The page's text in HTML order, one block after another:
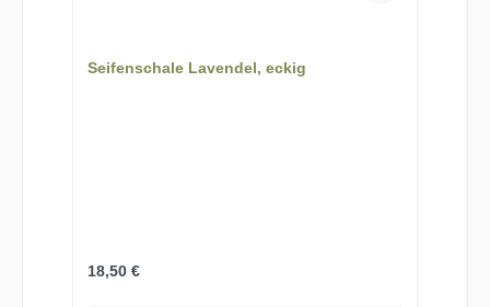
Seifenschale Lavendel, eckig
Regulärer Preis:
18,50 €